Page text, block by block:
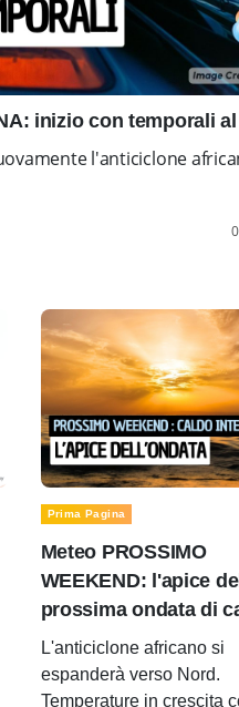
inizio con temporali
l'anticiclone
Prima Pagina
Meteo PROSSIMO
WEEKEND: l'apice
prossima ondata di
L'anticiclone africano si
espanderà verso Nord.
Temperature in crescita